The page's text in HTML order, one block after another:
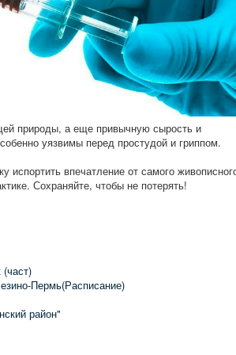
природы, а еще привычную сырость и
уязвимы перед простудой и гриппом.
испортить впечатление от самого
Сохраняйте, чтобы не потерять!
Пермь(Расписание)
район"